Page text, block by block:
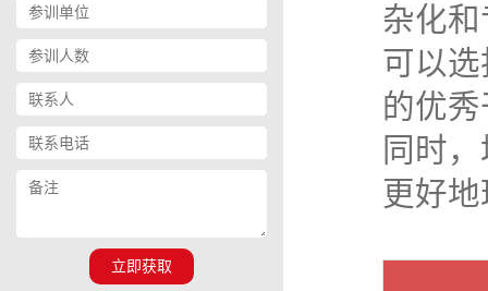
立即获取
杂化
可以
的优
同时
更好